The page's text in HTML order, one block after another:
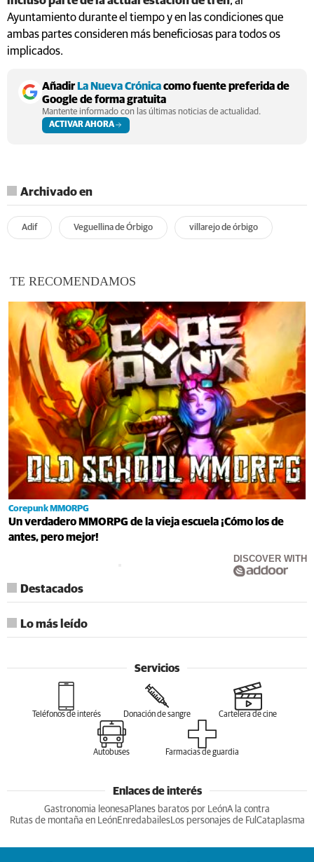
Ayuntamiento durante el tiempo y en las condiciones que
ambas partes consideren más beneficiosas para todos os
implicados.
AñadirLa Nueva Crónicacomo fuente preferida de
Google de forma gratuita
Mantente informado con las últimas noticias de actualidad.
ACTIVAR AHORA
Archivado en
Adif Veguellina de Órbigo villarejo de órbigo
TE RECOMENDAMOS
Corepunk MMORPG
Un verdadero MMORPG de la vieja escuela ¡Cómo los de
antes, pero mejor!
DISCOVER WITH
Destacados
Lo más leído
Servicios
Teléfonos de interés Donación de sangre Cartelera de cine
Autobuses Farmacias de guardia
Enlaces de interés
Gastronomia leonesa Planes baratos por LeónA la contra
Rutas de montaña en LeónEnredabailesLos personajes de Ful Cataplasma